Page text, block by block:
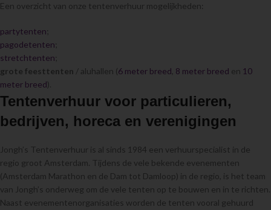
Een overzicht van onze tentenverhuur mogelijkheden:
partytenten;
pagodetenten;
stretchtenten;
grote feesttenten / aluhallen (6 meter breed 8 meter breed en 10
meter breed).
Tentenverhuur voor particulieren,
bedrijven, horeca en verenigingen
Jongh’s Tentenverhuur is al sinds 1984 een verhuurspecialist in de
regio groot Amsterdam. Tijdens de vele bekende evenementen
(Amsterdam Marathon en de Dam tot Damloop) in de regio, is het team
van Jongh’s onderweg om de vele tenten op te bouwen en in te richten.
Naast evenementenorganisaties worden de tenten vooral gehuurd